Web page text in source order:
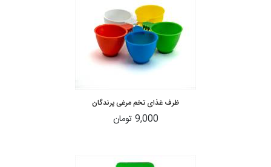
ظرف غذای تخم مرغی پرندگان
9,000 تومان